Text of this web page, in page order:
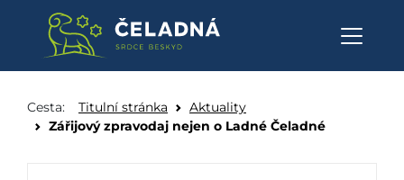
Cesta: Titulní stránka
Aktuality
Zářijový zpravodaj nejen o Ladné Čeladné